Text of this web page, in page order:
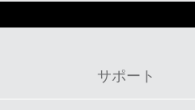
サポート